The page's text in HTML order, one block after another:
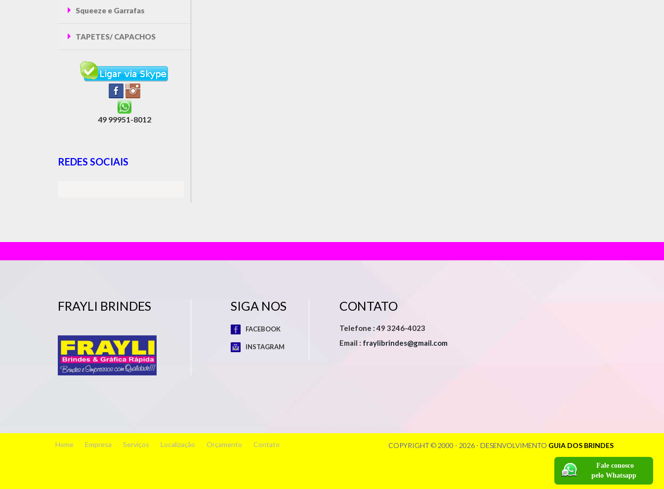
Squeeze e Garrafas
TAPETES/ CAPACHOS
49 99951-8012
REDES SOCIAIS
FRAYLI BRINDES SIGA NOS
FACEBOOK
INSTAGRAM
CONTATO
Telefone : 49 3246-4023
Email : fraylibrindes@gmail.com
Home Empresa Serviços Localização Orçamento Contato COPYRIGHT © 2000 - 2026 - DESENVOLVIMENTO GUIA DOS BRINDES
Fale conosco
pelo Whatsapp